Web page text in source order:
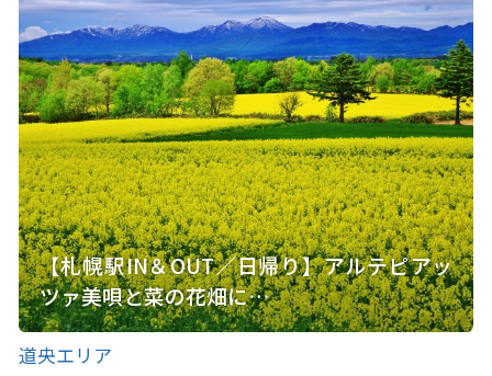
【札幌駅IN＆OUT／日帰り】アルテピアッ
ツァ美唄と菜の花畑に…
道央エリア